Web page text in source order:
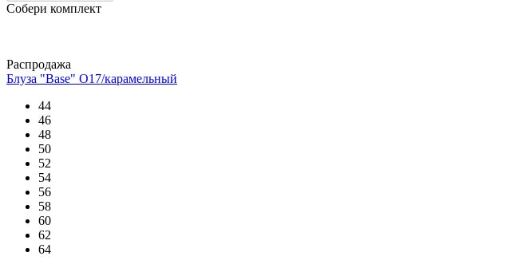
Собери комплект
Распродажа
Блуза "Base" О17/карамельный
44
46
48
50
52
54
56
58
60
62
64